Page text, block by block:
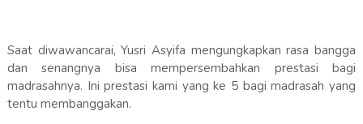
Saat diwawancarai, Yusri Asyifa mengungkapkan rasa bangga
dan senangnya bisa mempersembahkan prestasi bagi
madrasahnya. Ini prestasi kami yang ke 5 bagi madrasah yang
tentu membanggakan.